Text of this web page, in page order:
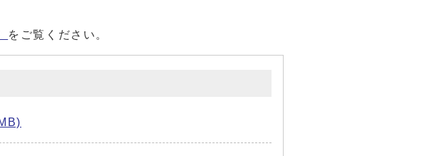
をご覧ください。